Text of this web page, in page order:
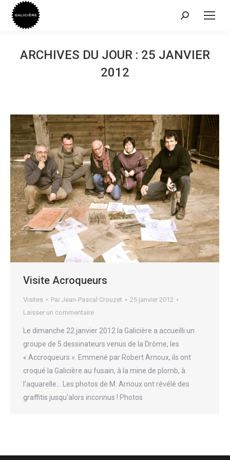
Recherche
ARCHIVES DU JOUR : 25 JANVIER
2012
Visite Acroqueurs
Visites Par Jean-Pascal Crouzet
25 janvier 2012
Laisser un commentaire
Le dimanche 22 janvier 2012 la Galicière a accueilli un
groupe de 5 dessinateurs venus de la Drôme, les
« Accroqueurs ». Emmené par Robert Arnoux, ils ont
croqué la Galicière au fusain, à la mine de plomb, à
l’aquarelle… Les photos de M. Arnoux ont révélé des
graffitis jusqu’alors inconnus ! Photos